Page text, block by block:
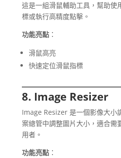
這是一組滑鼠輔助工具，幫助使
標或執行高精度點擊。
功能亮點：
滑鼠高亮
快速定位滑鼠指標
8. Image Resizer
Image Resizer 是一個影像大小
案總管中調整圖片大小，適合需
用者。
功能亮點：